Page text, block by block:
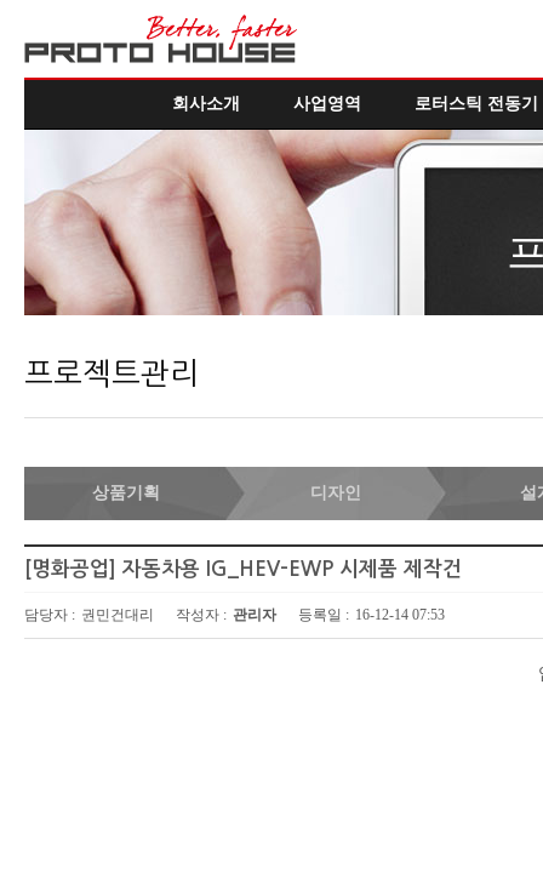
회사소개 사업영역 로터스틱 전동기
프로젝트관리
상품기획 디자인 설
[명화공업] 자동차용 IG_HEV-EWP 시제품 제작건
담당자 : 권민건대리 작성자 : 관리자 등록일 : 16-12-14 07:53